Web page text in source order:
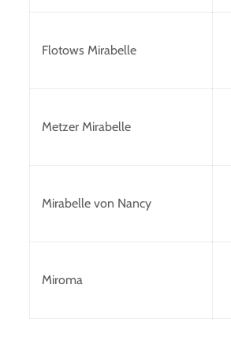
Flotows Mirabelle
Metzer Mirabelle
Mirabelle von Nancy
Miroma